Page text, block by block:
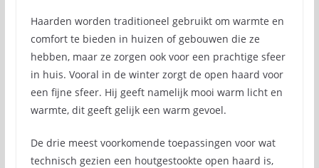
Haarden worden traditioneel gebruikt om warmte en
comfort te bieden in huizen of gebouwen die ze
hebben, maar ze zorgen ook voor een prachtige sfeer
in huis. Vooral in de winter zorgt de open haard voor
een fijne sfeer. Hij geeft namelijk mooi warm licht en
warmte, dit geeft gelijk een warm gevoel.
De drie meest voorkomende toepassingen voor wat
technisch gezien een houtgestookte open haard is,